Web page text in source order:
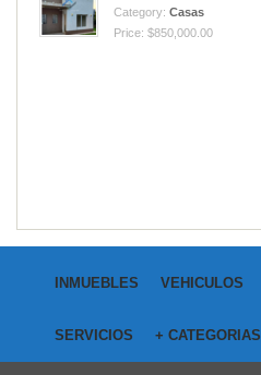
Category: Casas
Price: $850,000.00
INMUEBLES VEHICULOS
SERVICIOS + CATEGORIAS